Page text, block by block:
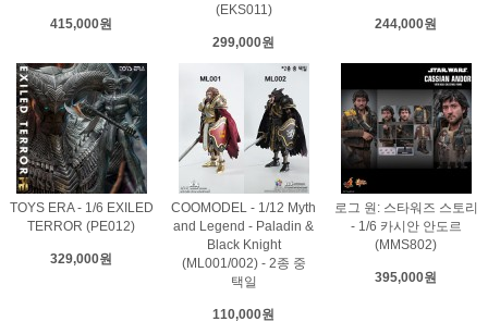
415,000원
(EKS011)
299,000원
244,000원
TOYS ERA - 1/6 EXILED
TERROR (PE012)
329,000원
COOMODEL - 1/12 Myth
and Legend - Paladin &
Black Knight
(ML001/002) - 2종 중
택일
110,000원
로그 원: 스타워즈 스토리
- 1/6 카시안 안도르
(MMS802)
395,000원